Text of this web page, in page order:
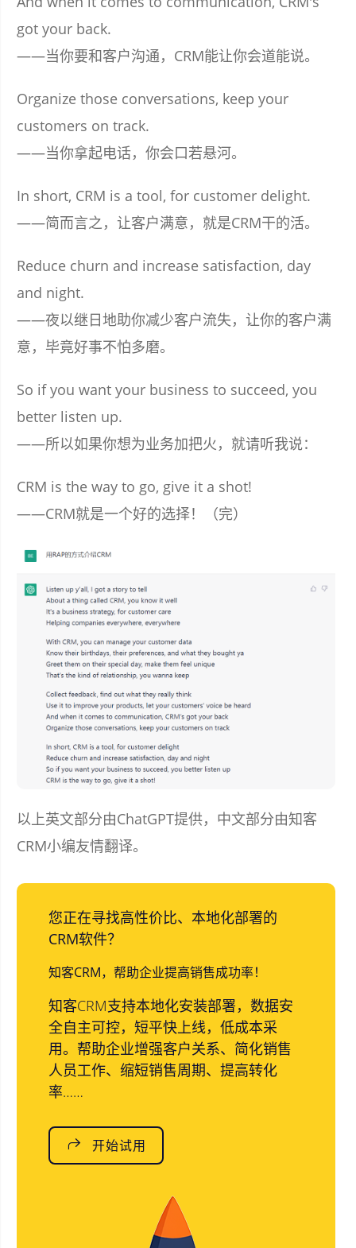
got your back.
——当你要和客户沟通，CRM能让你会道能说。
Organize those conversations, keep your
customers on track.
——当你拿起电话，你会口若悬河。
In short, CRM is a tool, for customer delight.
——简而言之，让客户满意，就是CRM干的活。
Reduce churn and increase satisfaction, day
and night.
——夜以继日地助你减少客户流失，让你的客户满
意，毕竟好事不怕多磨。
So if you want your business to succeed, you
better listen up.
——所以如果你想为业务加把火，就请听我说：
CRM is the way to go, give it a shot!
——CRM就是一个好的选择！（完）
以上英文部分由ChatGPT提供，中文部分由知客
CRM小编友情翻译。
您正在寻找高性价比、本地化部署的
CRM软件？
知客CRM，帮助企业提高销售成功率！
知客CRM支持本地化安装部署，数据安
全自主可控，短平快上线，低成本采
用。帮助企业增强客户关系、简化销售
人员工作、缩短销售周期、提高转化
率……
开始试用